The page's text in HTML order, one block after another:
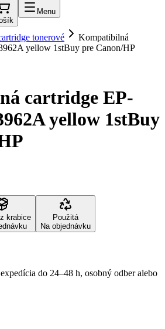
Menu
tonerové
Kompatibilná
yellow 1stBuy pre Canon/HP
cartridge EP-
yellow 1stBuy
krabice
Použitá
Na objednávku
do 24–48 h, osobný odber alebo